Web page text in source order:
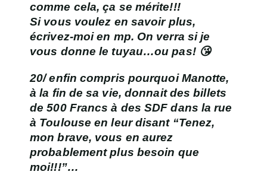
comme cela, ça se mérite!!!
Si vous voulez en savoir plus,
écrivez-moi en mp. On verra si je
vous donne le tuyau…ou pas! 😘
20/ enfin compris pourquoi Manotte,
à la fin de sa vie, donnait des billets
de 500 Francs à des SDF dans la rue
à Toulouse en leur disant “Tenez,
mon brave, vous en aurez
probablement plus besoin que
moi!!!”…